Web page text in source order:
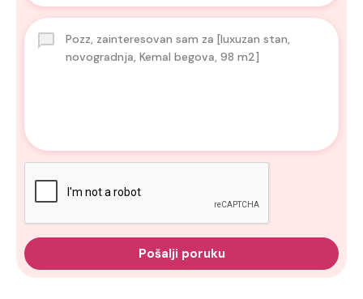
Pošalji poruku